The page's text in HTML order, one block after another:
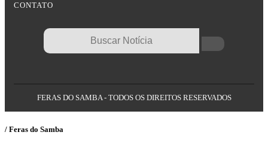
CONTATO
FERAS DO SAMBA - TODOS OS DIREITOS RESERVADOS
/ Feras do Samba